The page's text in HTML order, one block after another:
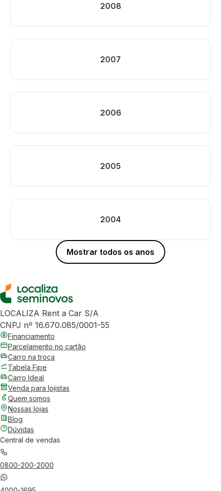
2008
2007
2006
2005
2004
Mostrar todos os anos
LOCALIZA Rent a Car S/A
CNPJ nº 16.670.085/0001-55
Financiamento
Parcelamento no cartão
Carro na troca
Tabela Fipe
Carro Ideal
Venda para lojistas
Quem somos
Nossas lojas
Blog
Dúvidas
Central de vendas
0800-200-2000